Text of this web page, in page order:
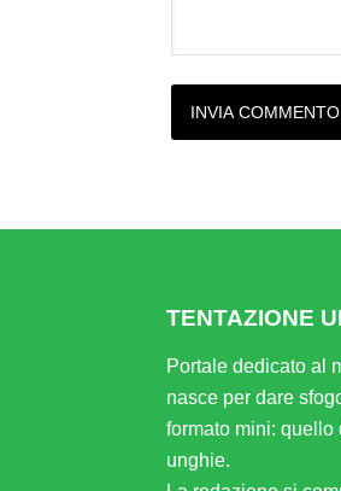
TENTAZIONE
Portale dedicato al
nasce per dare
formato mini:
unghie.